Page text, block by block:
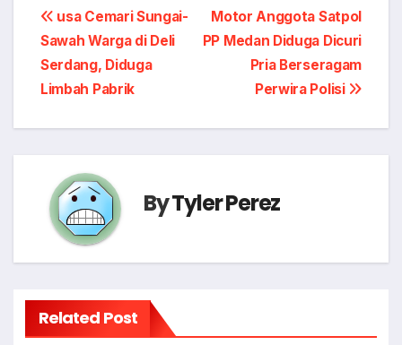
Post
navigation
Motor Anggota Satpol
PP Medan Diduga Dicuri
Pria Berseragam
Perwira Polisi
usa Cemari Sungai-
Sawah Warga di Deli
Serdang, Diduga
Limbah Pabrik
ByTyler Perez
Related Post